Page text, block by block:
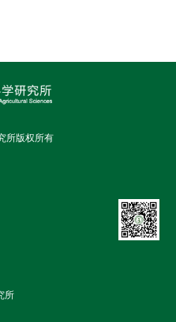
所版权所有
所